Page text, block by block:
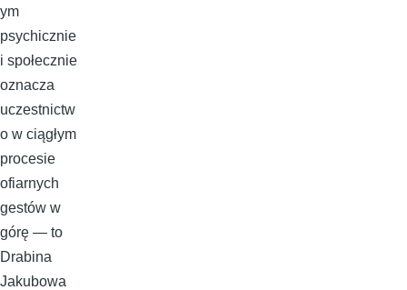
ym
psychicznie
i społecznie
oznacza
uczestnictw
o w ciągłym
procesie
ofiarnych
gestów w
górę — to
Drabina
Jakubowa